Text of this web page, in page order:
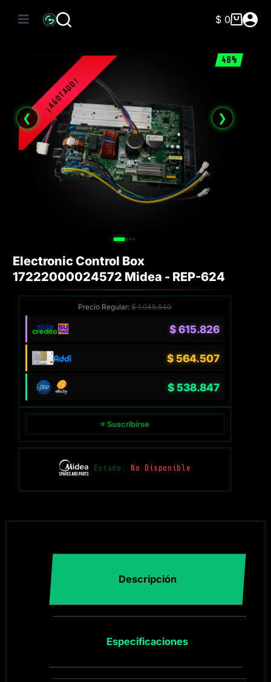
Carro
$0
48%
❮ ❯
Electronic Control Box
17222000024572 Midea - REP-624
Precio Regular:$1.045.540
$615.826
$564.507
$538.847
⭐ Suscribirse
Estado: No Disponible
Descripción
Especificaciones